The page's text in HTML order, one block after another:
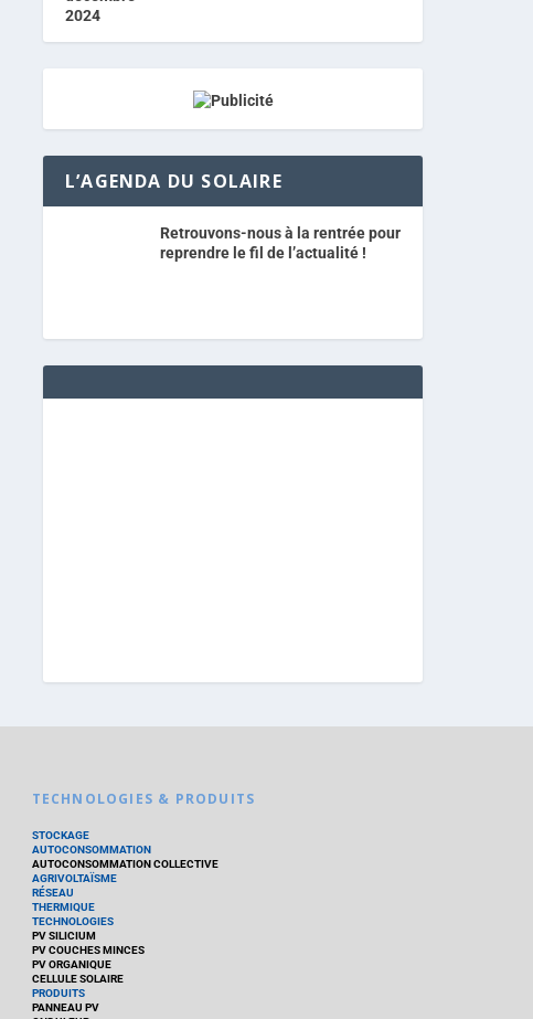
L’AGENDA DU SOLAIRE
Retrouvons-nous à la rentrée pour
reprendre le fil de l’actualité !
TECHNOLOGIES & PRODUITS
STOCKAGE
AUTOCONSOMMATION
AUTOCONSOMMATION COLLECTIVE
AGRIVOLTAÏSME
RÉSEAU
THERMIQUE
TECHNOLOGIES
PV SILICIUM
PV COUCHES MINCES
PV ORGANIQUE
CELLULE SOLAIRE
PRODUITS
PANNEAU PV